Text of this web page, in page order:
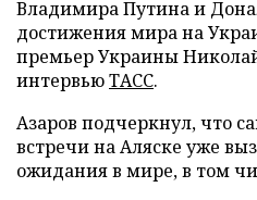
Владимира Путина и
достижения мира на
премьер Украины
интервьюТАСС.
Азаров подчеркнул, что
встречи на Аляске уже
ожидания в мире, в том